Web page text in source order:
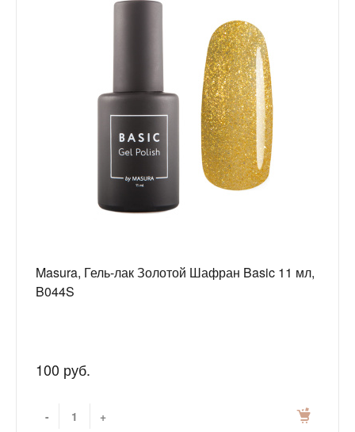
Masura, Гель-лак Золотой Шафран Basic 11 мл,
B044S
100 руб.
- +